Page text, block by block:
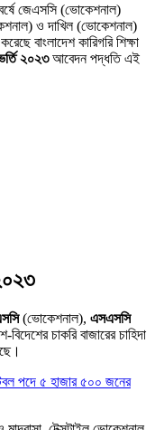
জেএসসি (ভোকেশনাল)
ও দাখিল (ভোকেশনাল)
বাংলাদেশ কারিগরি শিক্ষা
২০২৩আবেদন পদ্ধতি এই
(ভোকেশনাল), এসএসসি
চাকরি বাজারের চাহিদা
পদে ৫ হাজার ৫০০ জনের